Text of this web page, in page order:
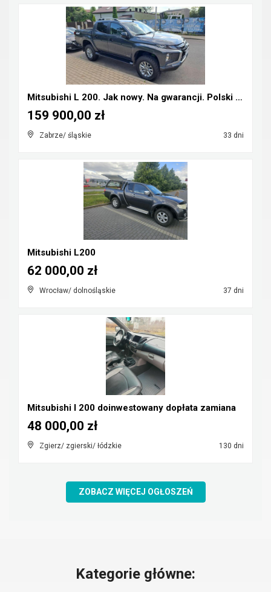
Mitsubishi L 200. Jak nowy. Na gwarancji. Polski s...
Zabrze/ śląskie 33 dni
159 900,00 zł
Mitsubishi L200
Wrocław/ dolnośląskie 37 dni
62 000,00 zł
Mitsubishi l 200 doinwestowany dopłata zamiana
Zgierz/ zgierski/ łódzkie 130 dni
48 000,00 zł
ZOBACZ WIĘCEJ OGŁOSZEŃ
Kategorie główne: